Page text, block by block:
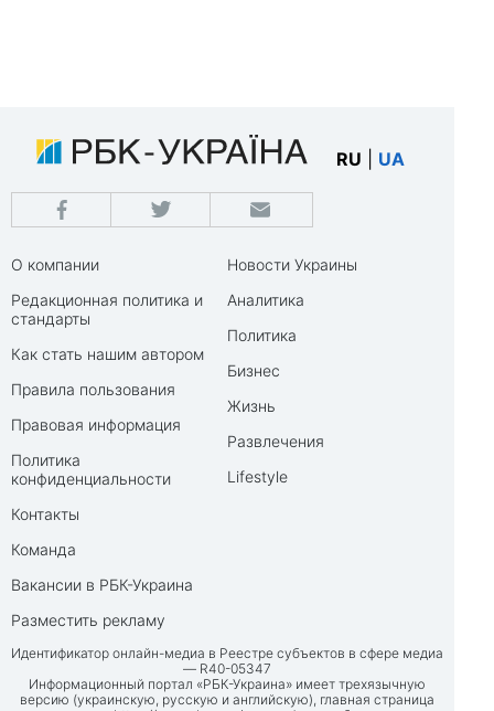
RU UA
О компании
Редакционная политика и
стандарты
Как стать нашим автором
Правила пользования
Правовая информация
Политика
конфиденциальности
Контакты
Команда
Вакансии в РБК-Украина
Разместить рекламу
Новости Украины
Аналитика
Политика
Бизнес
Жизнь
Развлечения
Lifestyle
Идентификатор онлайн-медиа в Реестре субъектов в сфере медиа
— R40-05347
Информационный портал «РБК-Украина» имеет трехязычную
версию (украинскую, русскую и английскую), главная страница